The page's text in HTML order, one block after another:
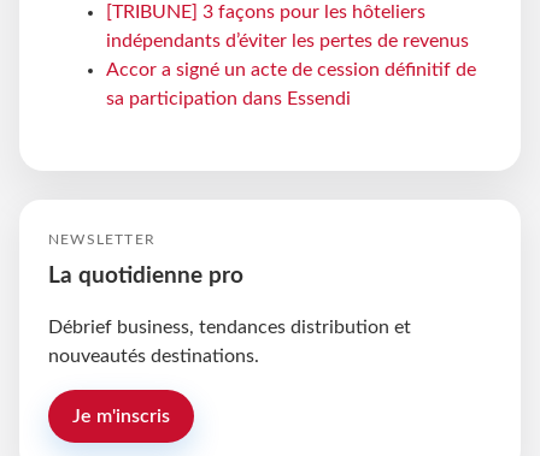
[TRIBUNE] 3 façons pour les hôteliers
indépendants d’éviter les pertes de revenus
Accor a signé un acte de cession définitif de
sa participation dans Essendi
NEWSLETTER
La quotidienne pro
Débrief business, tendances distribution et
nouveautés destinations.
Je m'inscris